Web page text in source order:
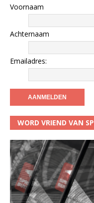
Voornaam
Achternaam
Emailadres:
WORD VRIEND VAN